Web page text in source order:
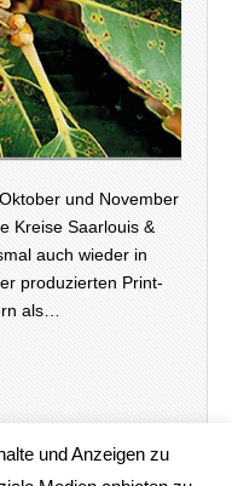
und November
Kreise Saarlouis &
auch wieder in
produzierten Print-
als…
und Anzeigen zu